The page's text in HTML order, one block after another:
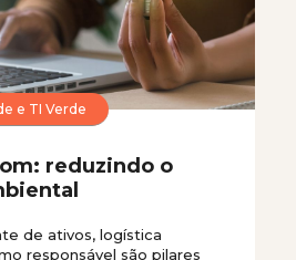
e TI Verde
reduzindo o
de ativos, logística
responsável são pilares